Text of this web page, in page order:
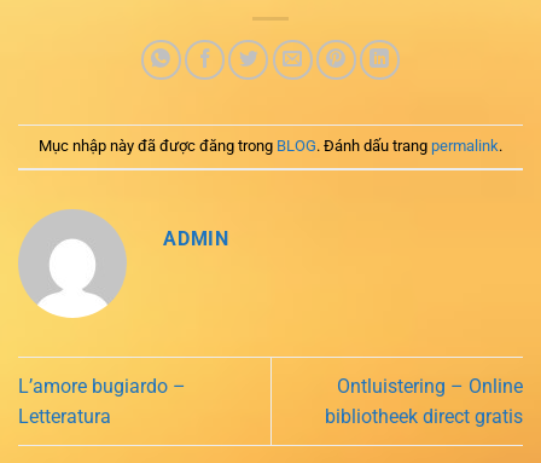
Mục nhập này đã được đăng trong BLOG. Đánh dấu trang permalink.
ADMIN
L’amore bugiardo –
Letteratura
Ontluistering – Online
bibliotheek direct gratis